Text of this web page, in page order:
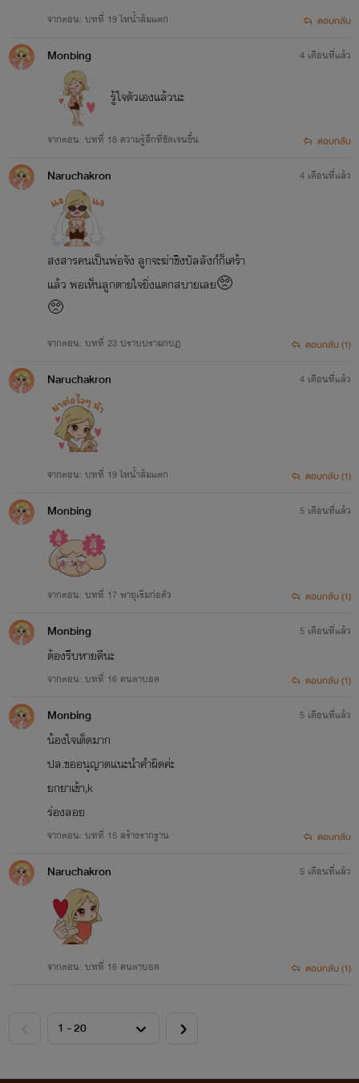
จากตอน: บทที่ 19 ไหน้ำส้มแตก ตอบกลับ
Monbing
รู้ใจตัวเองแล้วนะ
จากตอน: บทที่ 18 ความรู้สึกที่ชัดเจนขึ้น
4 เดือนที่แล้ว
ตอบกลับ
Naruchakron
สงสารคนเป็นพ่อจัง ลูกจะฆ่าชิงบัลลังก์ก็เศร้า
แล้ว พอเห็นลูกตายใจยิ่งแตกสบายเลย🥺
🥺
จากตอน: บทที่ 23 ปราบปรามกบฏ
4 เดือนที่แล้ว
ตอบกลับ (1)
Naruchakron
จากตอน: บทที่ 19 ไหน้ำส้มแตก
4 เดือนที่แล้ว
ตอบกลับ (1)
Monbing
จากตอน: บทที่ 17 พายุเริ่มก่อตัว
5 เดือนที่แล้ว
ตอบกลับ (1)
Monbing
ต้องรีบหายดีนะ
จากตอน: บทที่ 16 คนตาบอด
5 เดือนที่แล้ว
ตอบกลับ (1)
Monbing
น้องใจเด็ดมาก
ปล.ขออนุญาตแนะนำคำผิดค่ะ
ยกยาเข้า,k
ร่องลอย
จากตอน: บทที่ 15 สร้างรากฐาน
5 เดือนที่แล้ว
ตอบกลับ
Naruchakron
จากตอน: บทที่ 16 คนตาบอด
5 เดือนที่แล้ว
ตอบกลับ (1)